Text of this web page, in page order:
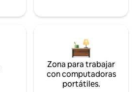
Zona para trabajar
con computadoras
portátiles.